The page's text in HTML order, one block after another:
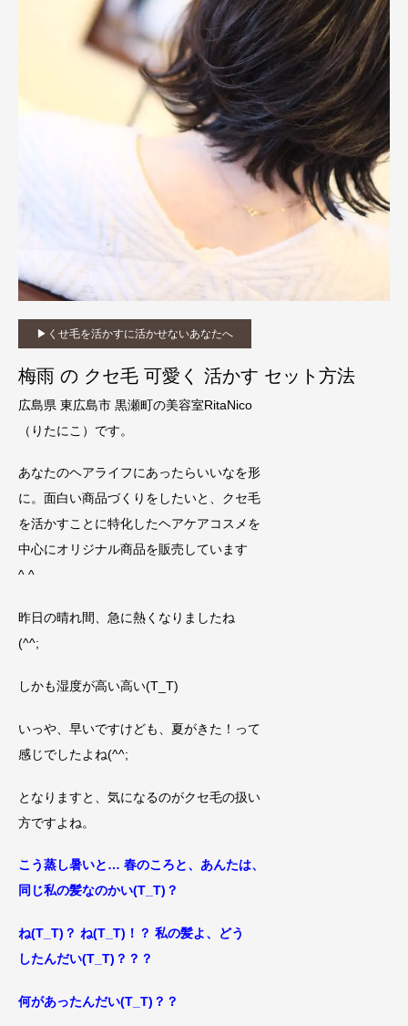
▶︎くせ毛を活かすに活かせないあなたへ
梅雨 の クセ毛 可愛く 活かす セット方法
広島県 東広島市 黒瀬町の美容室RitaNico
（りたにこ）です。
あなたのヘアライフにあったらいいなを形
に。面白い商品づくりをしたいと、クセ毛
を活かすことに特化したヘアケアコスメを
中心にオリジナル商品を販売しています
^ ^
昨日の晴れ間、急に熱くなりましたね
(^^;
しかも湿度が高い高い(T_T)
いっや、早いですけども、夏がきた！って
感じでしたよね(^^;
となりますと、気になるのがクセ毛の扱い
方ですよね。
こう蒸し暑いと… 春のころと、あんたは、
同じ私の髪なのかい(T_T)？
ね(T_T)？ ね(T_T)！？ 私の髪よ、どう
したんだい(T_T)？？？
何があったんだい(T_T)？？